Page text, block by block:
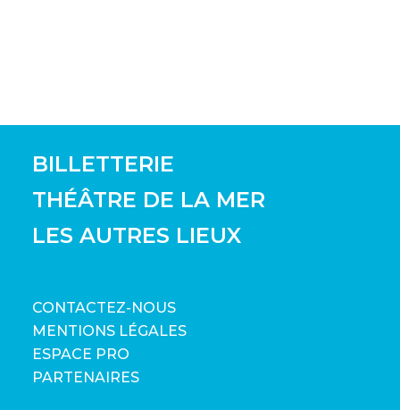
BILLETTERIE
THÉÂTRE DE LA MER
LES AUTRES LIEUX
CONTACTEZ-NOUS
MENTIONS LÉGALES
ESPACE PRO
PARTENAIRES